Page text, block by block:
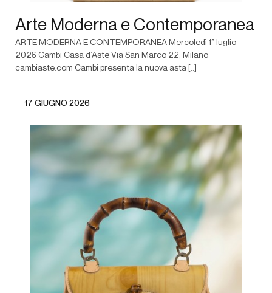
Arte Moderna e Contemporanea
ARTE MODERNA E CONTEMPORANEA Mercoledì 1° luglio
2026 Cambi Casa d’Aste Via San Marco 22, Milano
cambiaste.com Cambi presenta la nuova asta [..]
17 GIUGNO 2026